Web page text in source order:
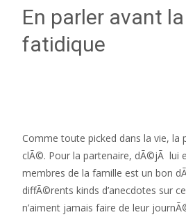
En parler avant
fatidique
Comme toute picked dans la vie, la
clÃ©. Pour la partenaire, dÃ©jÃ lui
membres de la famille est un bon
diffÃ©rents kinds d’anecdotes sur
n’aiment jamais faire de leur